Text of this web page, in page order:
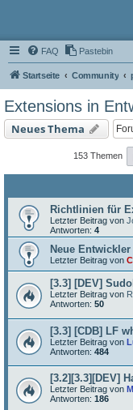
FAQ Pastebin
Startseite Community
Extensions in
Neues Thema
153 Themen
Richtlinien für
Letzter Beitrag von
Antworten: 4
Neue
Letzter Beitrag von
[3.3] [DEV]
Letzter Beitrag von
Antworten: 50
[3.3] [CDB] LF
Letzter Beitrag von
Antworten: 484
[3.2][3.3][DEV]
Letzter Beitrag von
Antworten: 186